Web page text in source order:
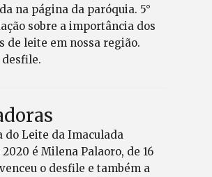
na página da paróquia. 5°
sobre a importância dos
de leite em nossa região.
desfile.
do Leite da Imaculada
2020 é Milena Palaoro, de 16
o desfile e também a